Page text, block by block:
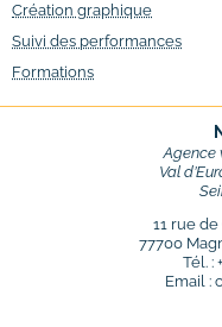
Création graphique
Suivi des performances
Formations
Agence
Val
11 rue
77700
Tél. :
Email :